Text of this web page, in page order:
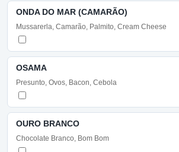
ONDA DO MAR (CAMARÃO)
Mussarerla, Camarão, Palmito, Cream Cheese
OSAMA
Presunto, Ovos, Bacon, Cebola
OURO BRANCO
Chocolate Branco, Bom Bom